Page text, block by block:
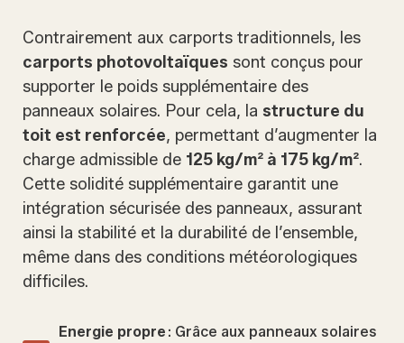
Energie propre : Grâce aux panneaux solaires
Contrairement aux carports traditionnels, les
carports photovoltaïques sont conçus pour
supporter le poids supplémentaire des
panneaux solaires. Pour cela, la structure du
toit est renforcée, permettant d’augmenter la
charge admissible de 125 kg/m² à 175 kg/m².
Cette solidité supplémentaire garantit une
intégration sécurisée des panneaux, assurant
ainsi la stabilité et la durabilité de l’ensemble,
même dans des conditions météorologiques
difficiles.